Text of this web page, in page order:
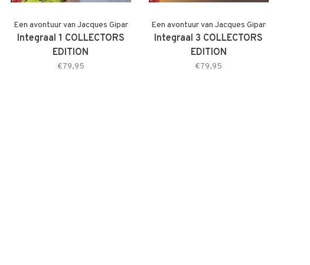
Een avontuur van Jacques Gipar
Integraal 1 COLLECTORS
EDITION
€79,95
Een avontuur van Jacques Gipar
Integraal 3 COLLECTORS
EDITION
€79,95